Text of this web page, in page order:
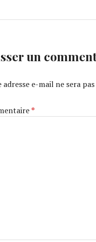
un
e-mail ne sera
*